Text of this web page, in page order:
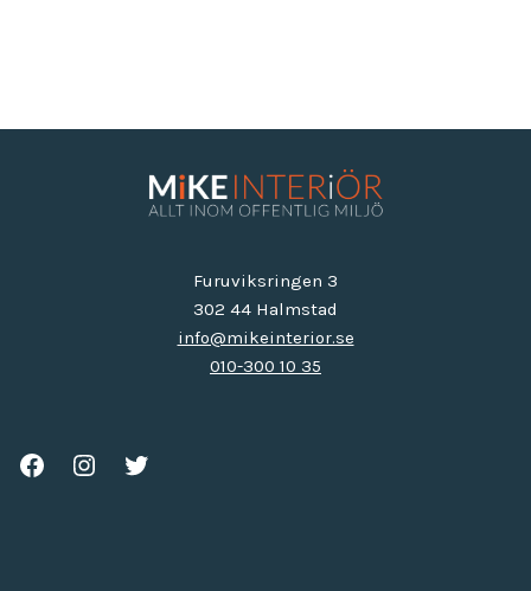
Furuviksringen 3
302 44 Halmstad
info@mikeinterior.se
010-300 10 35